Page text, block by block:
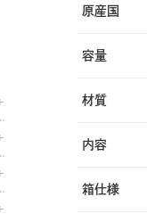
原産国
容量
材質
内容
箱仕様